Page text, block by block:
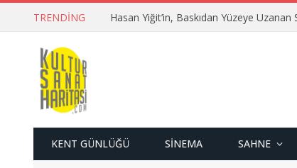
TRENDING Hasan Yiğit’in, Baskıdan Yüzeye
KENT GÜNLÜĞÜ SINEMA SAHNE